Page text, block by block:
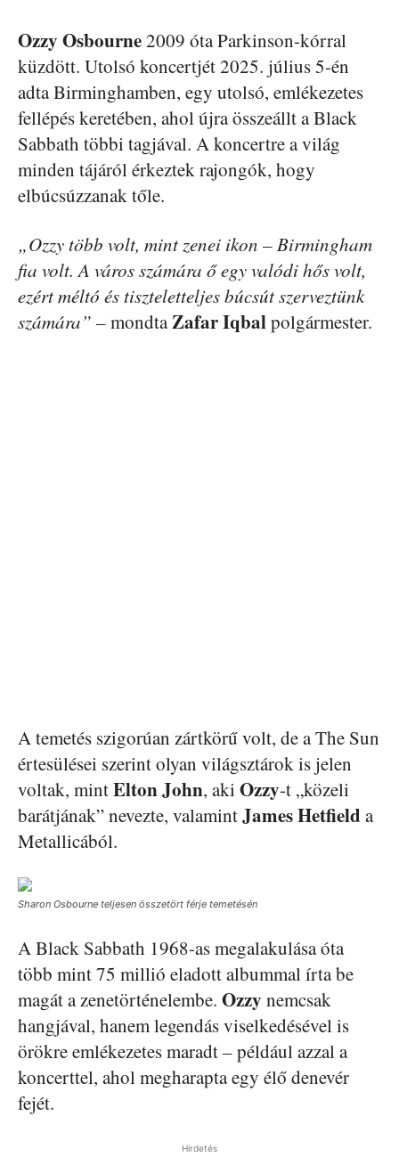
Ozzy Osbourne2009 óta Parkinson-kórral
küzdött. Utolsó koncertjét 2025. július 5-én
adta Birminghamben, egy utolsó, emlékezetes
fellépés keretében, ahol újra összeállt a Black
Sabbath többi tagjával. A koncertre a világ
minden tájáról érkeztek rajongók, hogy
elbúcsúzzanak tőle.
„Ozzy több volt, mint zenei ikon – Birmingham
fia volt. A város számára ő egy valódi hős volt,
ezért méltó és tiszteletteljes búcsút szerveztünk
számára” – mondtaZafar Iqbalpolgármester.
A temetés szigorúan zártkörű volt, de a The Sun
értesülései szerint olyan világsztárok is jelen
voltak, mintElton John, aki Ozzy-t „közeli
barátjának” nevezte, valamintJames Hetfield a
Metallicából.
Sharon Osbourne teljesen összetört férje temetésén
A Black Sabbath 1968-as megalakulása óta
több mint 75 millió eladott albummal írta be
magát a zenetörténelembe. Ozzy nemcsak
hangjával, hanem legendás viselkedésével is
örökre emlékezetes maradt – például azzal a
koncerttel, ahol megharapta egy élő denevér
fejét.
Hirdetés